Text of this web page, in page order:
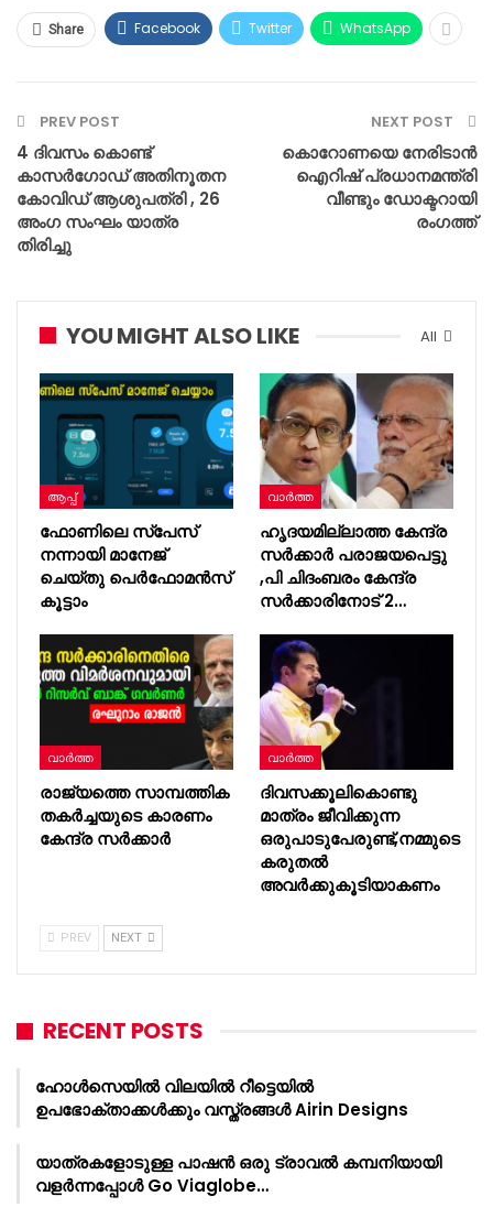
Share Facebook Twitter WhatsApp
PREV POST
4 ദിവസം കൊണ്ട്
കാസര്‍ഗോഡ് അതിനൂതന
കോവിഡ് ആശുപത്രി , 26
അംഗ സംഘം യാത്ര
തിരിച്ചു
NEXT POST
കൊറോണയെ നേരിടാൻ
ഐറിഷ് പ്രധാനമന്ത്രി
വീണ്ടും ഡോക്ടറായി
രംഗത്ത്
All
YOU MIGHT ALSO LIKE
ആപ്പ്
ഫോണിലെ സ്‌പേസ്
നന്നായി മാനേജ്
ചെയ്തു പെർഫോമൻസ്
കൂട്ടാം
വാർത്ത
ഹൃദയമില്ലാത്ത കേന്ദ്ര
സർക്കാർ പരാജയപെട്ടു
,പി ചിദംബരം കേന്ദ്ര
സർക്കാരിനോട് 2…
വാർത്ത
രാജ്യത്തെ സാമ്പത്തിക
തകർച്ചയുടെ കാരണം
കേന്ദ്ര സർക്കാർ
വാർത്ത
ദിവസക്കൂലികൊണ്ടു
മാത്രം ജീവിക്കുന്ന
ഒരുപാടുപേരുണ്ട്,നമ്മുടെ
കരുതൽ
അവർക്കുകൂടിയാകണം
PREV NEXT
RECENT POSTS
ഹോൾസെയിൽ വിലയിൽ റീട്ടെയിൽ
ഉപഭോക്താക്കൾക്കും വസ്ത്രങ്ങൾ Airin Designs
യാത്രകളോടുള്ള പാഷൻ ഒരു ട്രാവൽ കമ്പനിയായി
വളർന്നപ്പോൾ Go Viaglobe…